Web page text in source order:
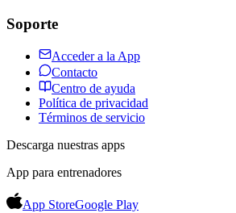
Soporte
Acceder a la App
Contacto
Centro de ayuda
Política de privacidad
Términos de servicio
Descarga nuestras apps
App para entrenadores
App StoreGoogle Play